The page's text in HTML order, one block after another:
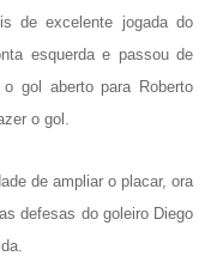
de excelente jogada do
esquerda e passou de
gol aberto para Roberto
o gol.
de ampliar o placar, ora
defesas do goleiro Diego